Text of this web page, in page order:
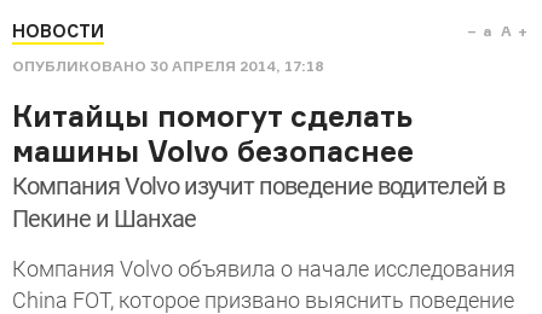
НОВОСТИ
ОПУБЛИКОВАНО 30 АПРЕЛЯ 2014, 17:18
a A
Китайцы помогут сделать
машины Volvo безопаснее
Компания Volvo изучит поведение водителей в
Пекине и Шанхае
Компания Volvo объявила о начале исследования
China FOT, которое призвано выяснить поведение